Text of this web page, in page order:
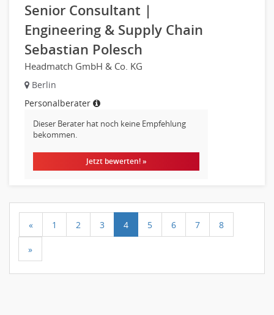
Senior Consultant |
Engineering & Supply Chain
Sebastian Polesch
Headmatch GmbH & Co. KG
Berlin
Personalberater
Dieser Berater hat noch keine Empfehlung
bekommen.
Jetzt bewerten! »
« 1 2 3 4 5 6 7 8
»